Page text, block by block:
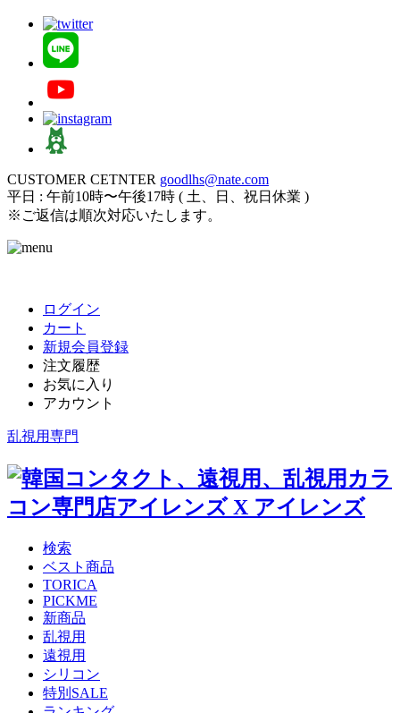
CUSTOMER CETNTER goodlhs@nate.com
平日 : 午前10時〜午後17時 ( 土、日、祝日休業 )
※ご返信は順次対応いたします。
ログイン
カート
新規会員登録
注文履歴
お気に入り
アカウント
乱視用専門
検索
ベスト商品
TORICA
PICKME
新商品
乱視用
遠視用
シリコン
特別SALE